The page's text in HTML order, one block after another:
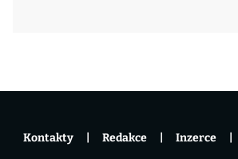
Kontakty Redakce Inzerce